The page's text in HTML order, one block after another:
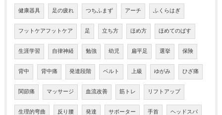
健康器具 足の疲れ つちふまず アーチ ふくらはぎ
フットケアフットケア 足 立ち方 ほめ方 ほめてのばす
生涯学習 自律神経 勉強 幼児 扁平足 選挙 保険
背中 背中痛 発達段階 ベルト 上級 ゆがみ ひざ痛
関節痛 マッサージ 血流改善 筋トレ リフトアップ
生理的弯曲 反り腰 発達 サポーター 手首 ヘッドスパ